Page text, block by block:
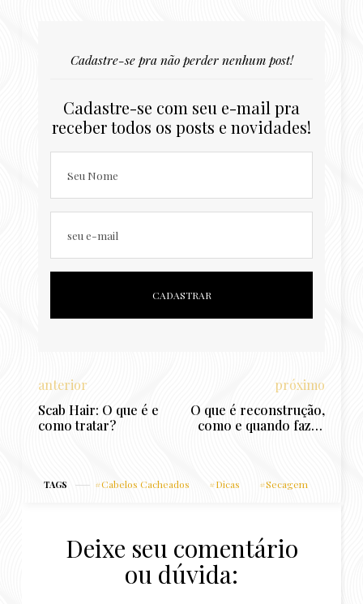
Cadastre-se pra não perder nenhum post!
Cadastre-se com seu e-mail pra
receber todos os posts e novidades!
Seu Nome
seu e-mail
anterior
Scab Hair: O que é e
como tratar?
próximo
O que é reconstrução,
como e quando fazer
TAGS Cabelos Cacheados Dicas Secagem
Deixe seu comentário
ou dúvida: